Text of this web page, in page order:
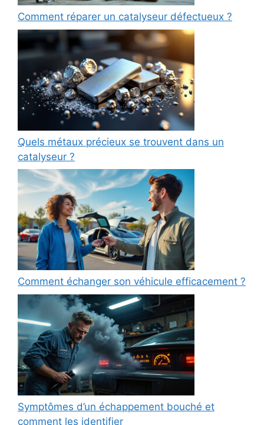
Comment réparer un catalyseur défectueux ?
Quels métaux précieux se trouvent dans un
catalyseur ?
Comment échanger son véhicule efficacement ?
Symptômes d’un échappement bouché et
comment les identifier